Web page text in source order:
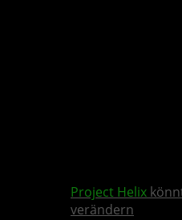
Project Helix
verändern